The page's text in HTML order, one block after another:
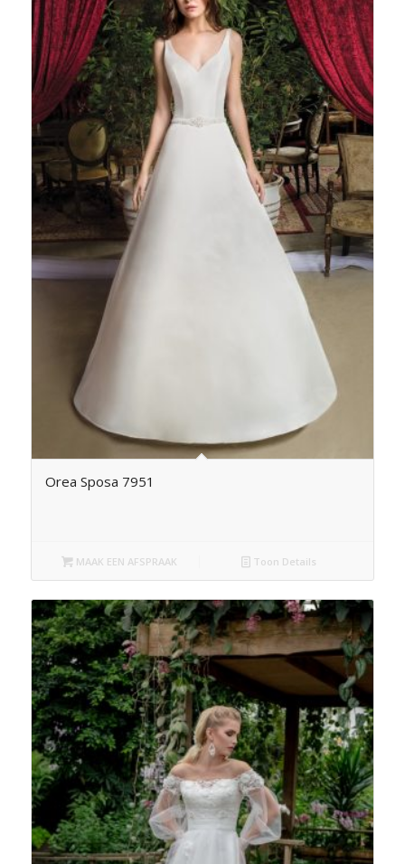
Orea Sposa 7951
MAAK EEN AFSPRAAK Toon Details